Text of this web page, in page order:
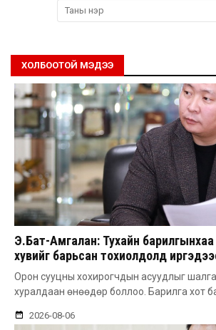
ХОЛБООТОЙ МЭДЭЭ
Э.Бат-Амгалан: Тухайн
хувийг барьсан тохиолдолд
авдаг болгоно
Орон сууцны хохирогчдын асуудлыг
хуралдаан өнөөдөр боллоо. Барилга хот
2026-08-06